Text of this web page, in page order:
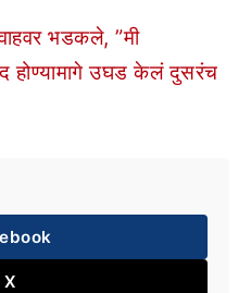
भडकले, ”मी
होण्यामागे उघड केलं दुसरंच
X